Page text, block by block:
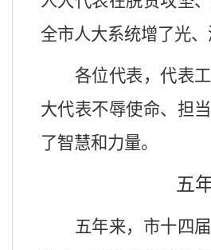
全市人大系统增了光、
各位代表，代表
大代表不辱使命、担
了智慧和力量。
五
五年来，市十四